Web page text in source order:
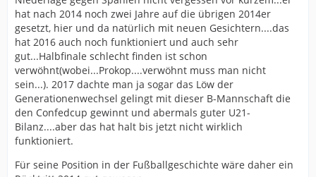
hat nach 2014 noch zwei Jahre auf die übrigen 2014er
gesetzt, hier und da natürlich mit neuen Gesichtern....das
hat 2016 auch noch funktioniert und auch sehr
gut...Halbfinale schlecht finden ist schon
verwöhnt(wobei...Prokop....verwöhnt muss man nicht
sein...). 2017 dachte man ja sogar das Löw der
Generationenwechsel gelingt mit dieser B-Mannschaft die
den Confedcup gewinnt und abermals guter U21-
Bilanz....aber das hat halt bis jetzt nicht wirklich
funktioniert.
Für seine Position in der Fußballgeschichte wäre daher ein